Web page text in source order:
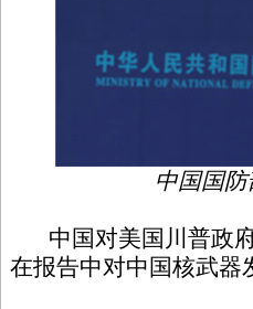
中国国
中国对美国川普政府
在报告中对中国核武器